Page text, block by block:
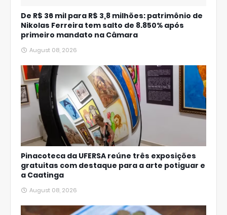
De R$ 36 mil para R$ 3,8 milhões: patrimônio de
Nikolas Ferreira tem salto de 8.850% após
primeiro mandato na Câmara
August 08, 2026
Pinacoteca da UFERSA reúne três exposições
gratuitas com destaque para a arte potiguar e
a Caatinga
August 08, 2026